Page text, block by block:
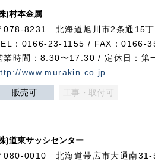
)村本金属
078-8231 北海道旭川市2条通15丁
：0166-23-1155 / FAX：0166-
業時間：8:30〜17:30 / 定休日：第
www.murakin.co.jp
販売可 工事・取付可
)道東サッシセンター
080-0010 北海道帯広市大通南31-